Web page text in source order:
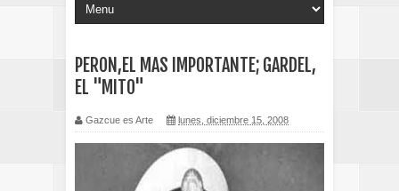
PERON,EL MAS IMPORTANTE; GARDEL,
EL "MITO"
Gazcue es Arte lunes, diciembre 15, 2008